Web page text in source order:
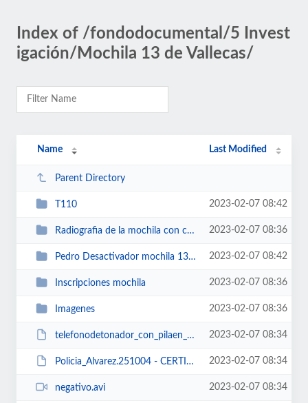
Index of /fondodocumental/5 Invest
igación/Mochila 13 de Vallecas/
Name Last Modified
Parent Directory
T110 2023-02-07 08:42
Radiografia de la mochila con cables desconectados 2023-02-07 08:36
Pedro Desactivador mochila 13 en BELT 2023-02-07 08:42
Inscripciones mochila 2023-02-07 08:36
Imagenes 2023-02-07 08:36
telefonodetonador_con_pilaen_mochila.swf 2023-02-07 08:34
Policia_Alvarez.251004 - CERTIFICA MOCHILA 13 NO EN EL POZO - validacion ileg... 2023-02-07 08:34
negativo.avi 2023-02-07 08:34